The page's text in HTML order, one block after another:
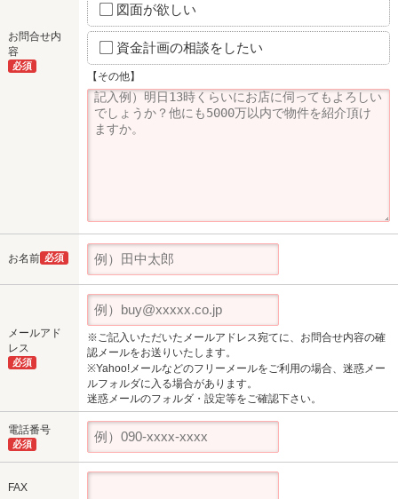
お問合せ内
容
必須
図面が欲しい
資金計画の相談をしたい
【その他】
お名前 必須
メールアド
レス
必須
※ご記入いただいたメールアドレス宛てに、お問合せ内容の確
認メールをお送りいたします。
※Yahoo!メールなどのフリーメールをご利用の場合、迷惑メー
ルフォルダに入る場合があります。
迷惑メールのフォルダ・設定等をご確認下さい。
電話番号
必須
FAX